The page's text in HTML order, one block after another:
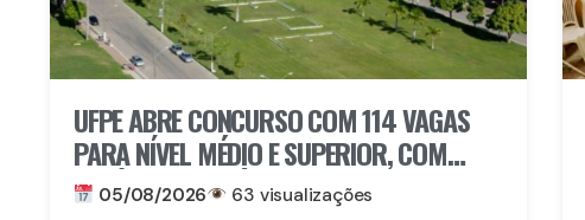
UFPE ABRE CONCURSO COM 114 VAGAS
PARA NÍVEL MÉDIO E SUPERIOR, COM
SALÁRIOS DE ATÉ R$ 5,2 MIL
05/08/2026 63 visualizações